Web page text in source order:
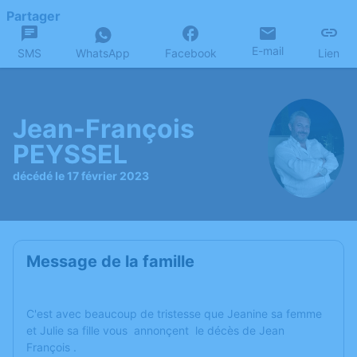
Partager
SMS WhatsApp Facebook E-mail Lien
Jean-François
PEYSSEL
décédé le 17 février 2023
Message de la famille
C'est avec beaucoup de tristesse que Jeanine sa femme
et Julie sa fille vous annonçent le décès de Jean
François .